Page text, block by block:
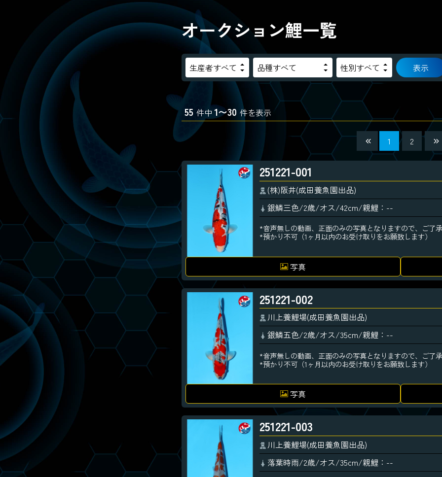
オークション鯉一覧
表示
55 件中 1〜30 件を表示
1 2
251221-001
(株)阪井(成田養魚園出品)
銀鱗三色/2歳/オス/42cm/親鯉：--
*音声無しの動画、正面のみの写真となりますので、ご了
*預かり不可（1ヶ月以内のお受け取りをお願致します）
写真
251221-002
川上養鯉場(成田養魚園出品)
銀鱗五色/2歳/オス/35cm/親鯉：--
*音声無しの動画、正面のみの写真となりますので、ご了
*預かり不可（1ヶ月以内のお受け取りをお願致します）
写真
251221-003
川上養鯉場(成田養魚園出品)
落葉時雨/2歳/オス/35cm/親鯉：--